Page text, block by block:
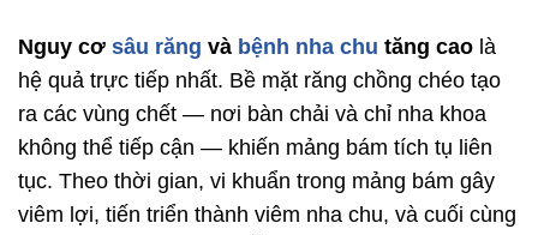
Nguy cơ sâu răng và bệnh nha chu tăng cao là
hệ quả trực tiếp nhất. Bề mặt răng chồng chéo tạo
ra các vùng chết — nơi bàn chải và chỉ nha khoa
không thể tiếp cận — khiến mảng bám tích tụ liên
tục. Theo thời gian, vi khuẩn trong mảng bám gây
viêm lợi, tiến triển thành viêm nha chu, và cuối cùng